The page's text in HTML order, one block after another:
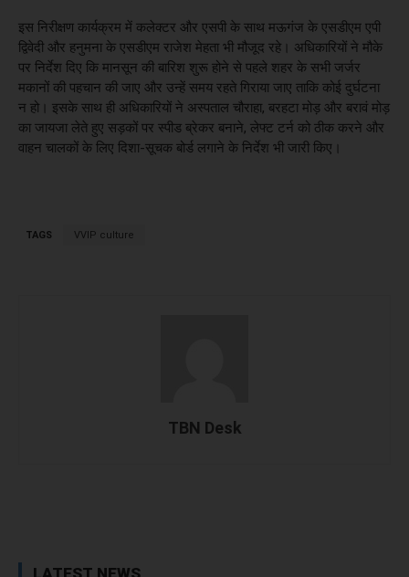
इस निरीक्षण कार्यक्रम में कलेक्टर और एसपी के साथ मऊगंज के एसडीएम एपी
द्विवेदी और हनुमना के एसडीएम राजेश मेहता भी मौजूद रहे। अधिकारियों ने मौके
पर निर्देश दिए कि मानसून की बारिश शुरू होने से पहले शहर के सभी जर्जर
मकानों की पहचान की जाए और उन्हें समय रहते गिराया जाए ताकि कोई दुर्घटना
न हो। इसके साथ ही अधिकारियों ने अस्पताल चौराहा, बरहटा मोड़ और बरावं मोड़
का जायजा लेते हुए सड़कों पर स्पीड ब्रेकर बनाने, लेफ्ट टर्न को ठीक करने और
वाहन चालकों के लिए दिशा-सूचक बोर्ड लगाने के निर्देश भी जारी किए।
TAGS VVIP culture
TBN Desk
LATEST NEWS